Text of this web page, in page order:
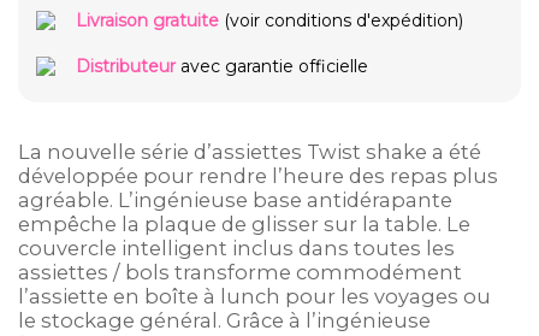
Livraison gratuite (voir conditions d'expédition)
Distributeuravec garantie officielle
La nouvelle série d’assiettes Twist shake a été
développée pour rendre l’heure des repas plus
agréable. L’ingénieuse base antidérapante
empêche la plaque de glisser sur la table. Le
couvercle intelligent inclus dans toutes les
assiettes / bols transforme commodément
l’assiette en boîte à lunch pour les voyages ou
le stockage général. Grâce à l’ingénieuse